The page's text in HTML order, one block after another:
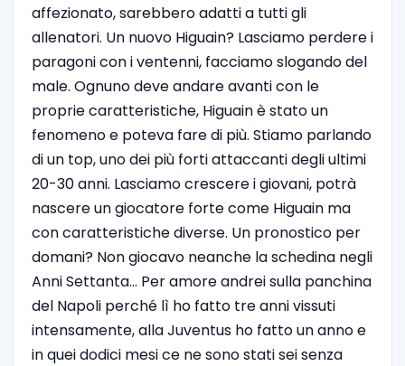
affezionato, sarebbero adatti a tutti gli
allenatori. Un nuovo Higuain? Lasciamo perdere i
paragoni con i ventenni, facciamo slogando del
male. Ognuno deve andare avanti con le
proprie caratteristiche, Higuain è stato un
fenomeno e poteva fare di più. Stiamo parlando
di un top, uno dei più forti attaccanti degli ultimi
20-30 anni. Lasciamo crescere i giovani, potrà
nascere un giocatore forte come Higuain ma
con caratteristiche diverse. Un pronostico per
domani? Non giocavo neanche la schedina negli
Anni Settanta… Per amore andrei sulla panchina
del Napoli perché lì ho fatto tre anni vissuti
intensamente, alla Juventus ho fatto un anno e
in quei dodici mesi ce ne sono stati sei senza